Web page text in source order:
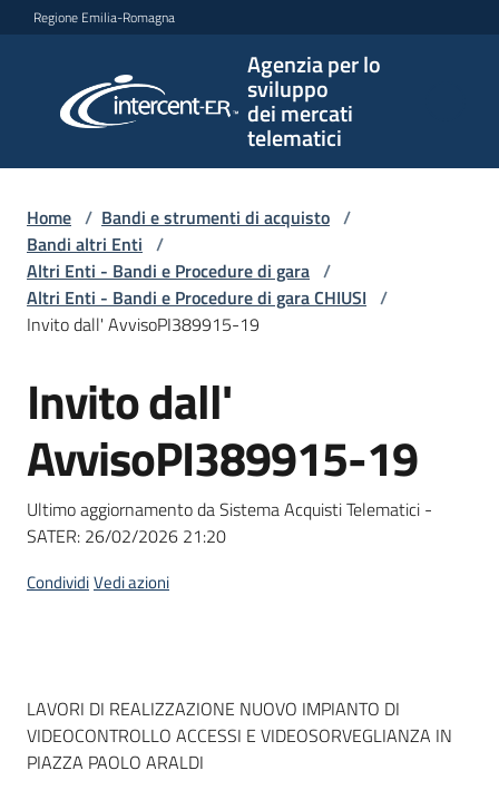
Vai al contenuto
Vai alla navigazione
Vai al footer
Regione Emilia-Romagna
Agenzia per lo
sviluppo
dei mercati
telematici
per lo
sviluppo
telematici
L'Agenzia
Bandi
strumenti
acquisto
telematiche
Home / Bandi e strumenti di acquisto /
Bandi altri Enti /
Altri Enti - Bandi e Procedure di gara /
Altri Enti - Bandi e Procedure di gara CHIUSI /
Invito dall' AvvisoPI389915-19
Salta al contenuto
Invito dall'
AvvisoPI389915-19
Ultimo aggiornamento da Sistema Acquisti Telematici -
SATER: 26/02/2026 21:20
CondividiVedi azioni
Dati del bando
LAVORI DI REALIZZAZIONE NUOVO IMPIANTO DI
VIDEOCONTROLLO ACCESSI E VIDEOSORVEGLIANZA IN
PIAZZA PAOLO ARALDI